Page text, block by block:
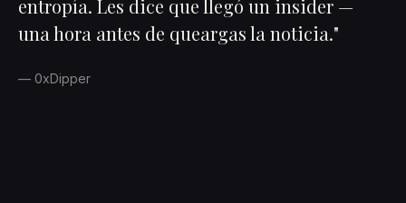
entropía. Les dice que llegó un insider —
una hora antes de queargas la noticia."
— 0xDipper